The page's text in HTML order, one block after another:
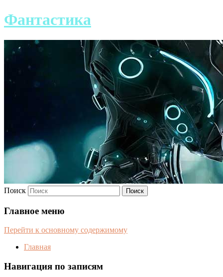
Фантастика
Поиск
Главное меню
Перейти к основному содержимому
Главная
Навигация по записям